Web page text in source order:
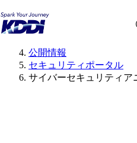
メニュー
KDDIホーム
企業情報
公開情報
セキュリティポータル
サイバーセキュリティア